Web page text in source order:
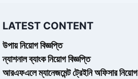
LATEST CONTENT
উপায় নিয়োগ বিজ্ঞপ্তি
ন্যাশনাল ব্যাংক নিয়োগ বিজ্ঞপ্তি
আরএফএলে ম্যানেজমেন্ট ট্রেইনি অফিসার নিয়োগ